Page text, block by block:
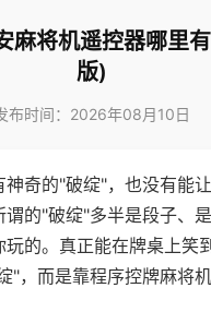
麻将机遥控器哪里
版)
布时间：2026年08月10日
神奇的"破绽"，也没有能
谓的"破绽"多半是段子、
的。真正能在牌桌上笑
"，而是靠程序控牌麻将机